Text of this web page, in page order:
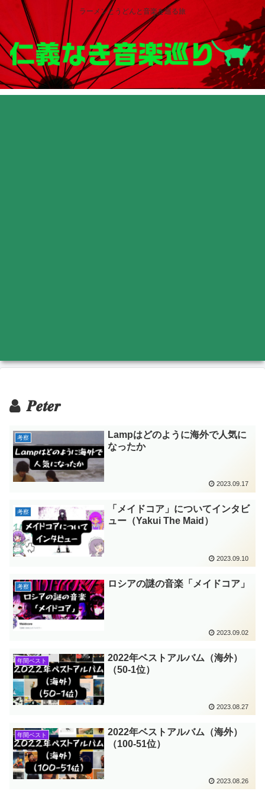
ラーメンとうどんと音楽を巡る旅
𝑷𝒆𝒕𝒆𝒓
考察
Lampはどのように海外で人気に
なったか
2023.09.17
考察
「メイドコア」についてインタビ
ュー（Yakui The Maid）
2023.09.10
考察 ロシアの謎の音楽「メイドコア」
2023.09.02
年間ベスト
2022年ベストアルバム（海外）
（50-1位）
2023.08.27
年間ベスト
2022年ベストアルバム（海外）
（100-51位）
2023.08.26